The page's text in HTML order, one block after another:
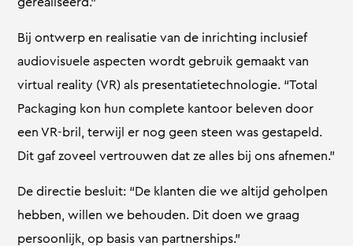
Bij ontwerp en realisatie van de inrichting inclusief
audiovisuele aspecten wordt gebruik gemaakt van
virtual reality (VR) als presentatietechnologie. “Total
Packaging kon hun complete kantoor beleven door
een VR-bril, terwijl er nog geen steen was gestapeld.
Dit gaf zoveel vertrouwen dat ze alles bij ons afnemen.”
De directie besluit: “De klanten die we altijd geholpen
hebben, willen we behouden. Dit doen we graag
persoonlijk, op basis van partnerships.”